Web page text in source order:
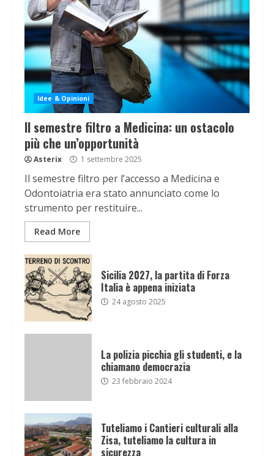
Idee & Opinioni
Il semestre filtro a Medicina: un ostacolo
più che un’opportunità
Asterix 1 settembre 2025
Il semestre filtro per l’accesso a Medicina e
Odontoiatria era stato annunciato come lo
strumento per restituire...
Read More
Sicilia 2027, la partita di Forza
Italia è appena iniziata
24 agosto 2025
La polizia picchia gli studenti, e la
chiamano democrazia
23 febbraio 2024
Tuteliamo i Cantieri culturali alla
Zisa, tuteliamo la cultura in
sicurezza